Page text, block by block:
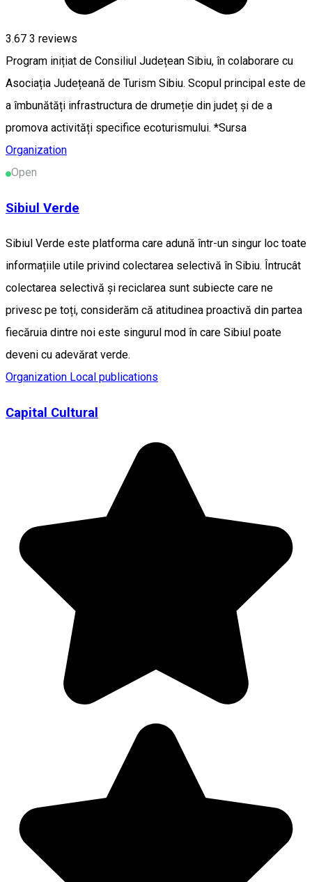
3.67 3 reviews
Program inițiat de Consiliul Județean Sibiu, în colaborare cu
Asociația Județeană de Turism Sibiu. Scopul principal este de
a îmbunătăți infrastructura de drumeție din județ și de a
promova activități specifice ecoturismului. *Sursa
Organization
Open
Sibiul Verde
Sibiul Verde este platforma care adună într-un singur loc toate
informațiile utile privind colectarea selectivă în Sibiu. Întrucât
colectarea selectivă și reciclarea sunt subiecte care ne
privesc pe toți, considerăm că atitudinea proactivă din partea
fiecăruia dintre noi este singurul mod în care Sibiul poate
deveni cu adevărat verde.
Organization Local publications
Capital Cultural